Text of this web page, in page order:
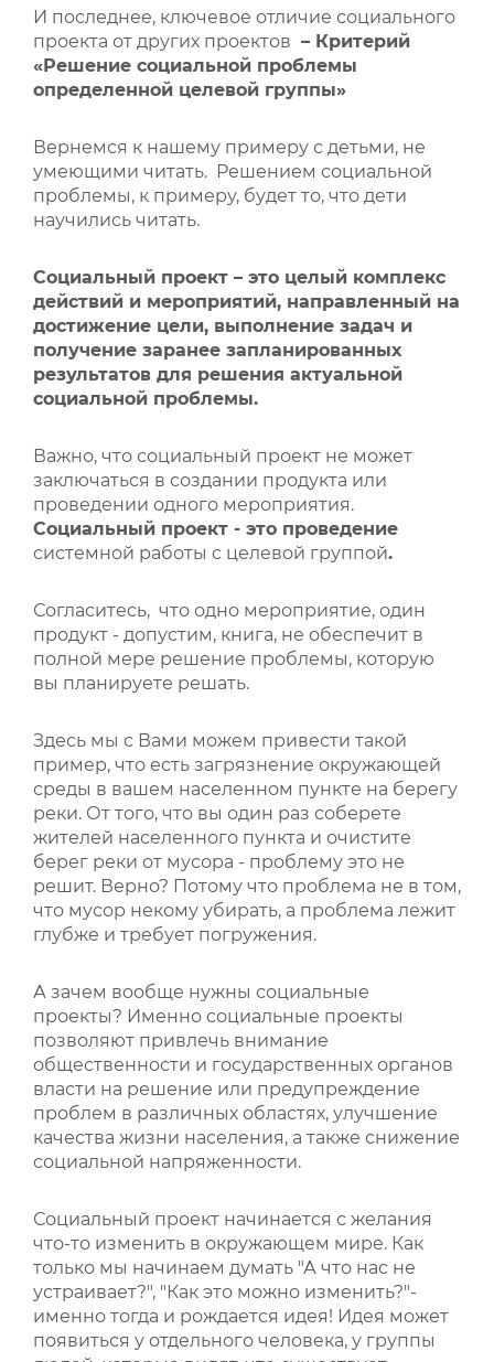
И последнее, ключевое отличие социального
проекта от других проектов – Критерий
«Решение социальной проблемы
определенной целевой группы»
Вернемся к нашему примеру с детьми, не
умеющими читать. Решением социальной
проблемы, к примеру, будет то, что дети
научились читать.
Социальный проект – это целый комплекс
действий и мероприятий, направленный на
достижение цели, выполнение задач и
получение заранее запланированных
результатов для решения актуальной
социальной проблемы.
Важно, что социальный проект не может
заключаться в создании продукта или
проведении одного мероприятия.
Социальный проект - это проведение
системной работы с целевой группой.
Согласитесь, что одно мероприятие, один
продукт - допустим, книга, не обеспечит в
полной мере решение проблемы, которую
вы планируете решать.
Здесь мы с Вами можем привести такой
пример, что есть загрязнение окружающей
среды в вашем населенном пункте на берегу
реки. От того, что вы один раз соберете
жителей населенного пункта и очистите
берег реки от мусора - проблему это не
решит. Верно? Потому что проблема не в том,
что мусор некому убирать, а проблема лежит
глубже и требует погружения.
А зачем вообще нужны социальные
проекты? Именно социальные проекты
позволяют привлечь внимание
общественности и государственных органов
власти на решение или предупреждение
проблем в различных областях, улучшение
качества жизни населения, а также снижение
социальной напряженности.
Социальный проект начинается с желания
что-то изменить в окружающем мире. Как
только мы начинаем думать "А что нас не
устраивает?", "Как это можно изменить?"-
именно тогда и рождается идея! Идея может
появиться у отдельного человека, у группы